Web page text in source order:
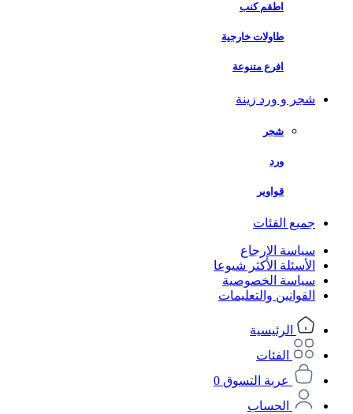
اطقم كنب
طاولات خارجية
افرع متنوعة
شجر و ورد زينة
شجر
ورد
قواوير
جميع الفئات
سياسة الإرجاع
الأسئلة الأكثر شيوعا
سياسة الخصوصية
القوانين والتعليمات
الرئيسية
الفئات
عربة التسوق 0
الحساب